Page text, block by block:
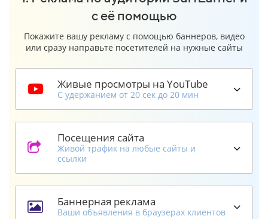
с её помощью
Покажите вашу рекламу с помощью баннеров, видео
или сразу направьте посетителей на нужные сайты
Живые просмотры на YouTube
С удержанием от 20 сек до 20 мин
Посещения сайта
Живой трафик на любые сайты и
ссылки
Баннерная реклама
Ваши объявления в браузерах клиентов